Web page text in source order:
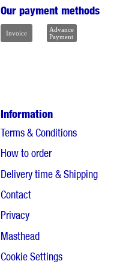
Our payment methods
Information
Terms & Conditions
How to order
Delivery time & Shipping
Contact
Privacy
Masthead
Cookie Settings